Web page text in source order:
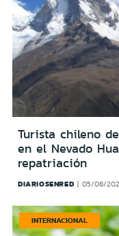
Turista chileno
en el Nevado
repatriación
DIARIOSENRED 05/08/
INTERNACIONAL